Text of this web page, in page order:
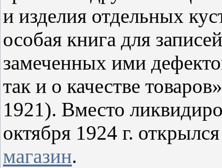
и изделия отдельных
особая книга для
замеченных ими
так и о качестве
1921). Вместо
октября 1924 г.
магазин.